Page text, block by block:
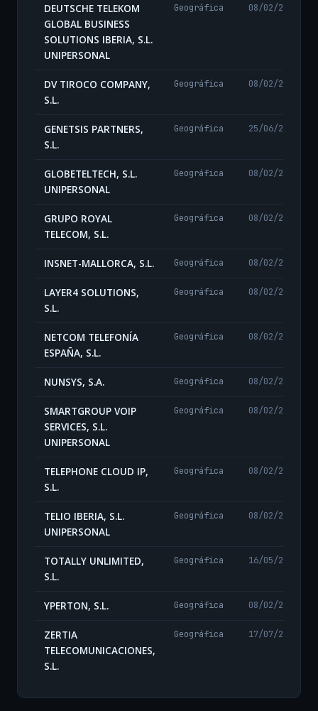
DEUTSCHE TELEKOM
GLOBAL BUSINESS
SOLUTIONS IBERIA, S.L.
UNIPERSONAL
Geográfica 08/02/2024
DV TIROCO COMPANY,
S.L.
Geográfica 08/02/2024
GENETSIS PARTNERS,
S.L.
Geográfica 25/06/2024
GLOBETELTECH, S.L.
UNIPERSONAL
Geográfica 08/02/2024
GRUPO ROYAL
TELECOM, S.L.
Geográfica 08/02/2024
INSNET-MALLORCA, S.L. Geográfica 08/02/2024
LAYER4 SOLUTIONS,
S.L.
Geográfica 08/02/2024
NETCOM TELEFONÍA
ESPAÑA, S.L.
Geográfica 08/02/2024
NUNSYS, S.A. Geográfica 08/02/2024
SMARTGROUP VOIP
SERVICES, S.L.
UNIPERSONAL
Geográfica 08/02/2024
TELEPHONE CLOUD IP,
S.L.
Geográfica 08/02/2024
TELIO IBERIA, S.L.
UNIPERSONAL
Geográfica 08/02/2024
TOTALLY UNLIMITED,
S.L.
Geográfica 16/05/2024
YPERTON, S.L. Geográfica 08/02/2024
ZERTIA
TELECOMUNICACIONES,
S.L.
Geográfica 17/07/2024